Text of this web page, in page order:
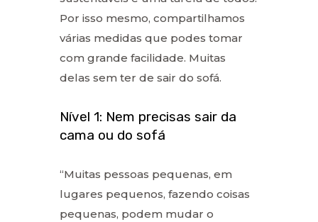
Por isso mesmo, compartilhamos
várias medidas que podes tomar
com grande facilidade. Muitas
delas sem ter de sair do sofá.
Nível 1: Nem precisas sair da
cama ou do sofá
“Muitas pessoas pequenas, em
lugares pequenos, fazendo coisas
pequenas, podem mudar o